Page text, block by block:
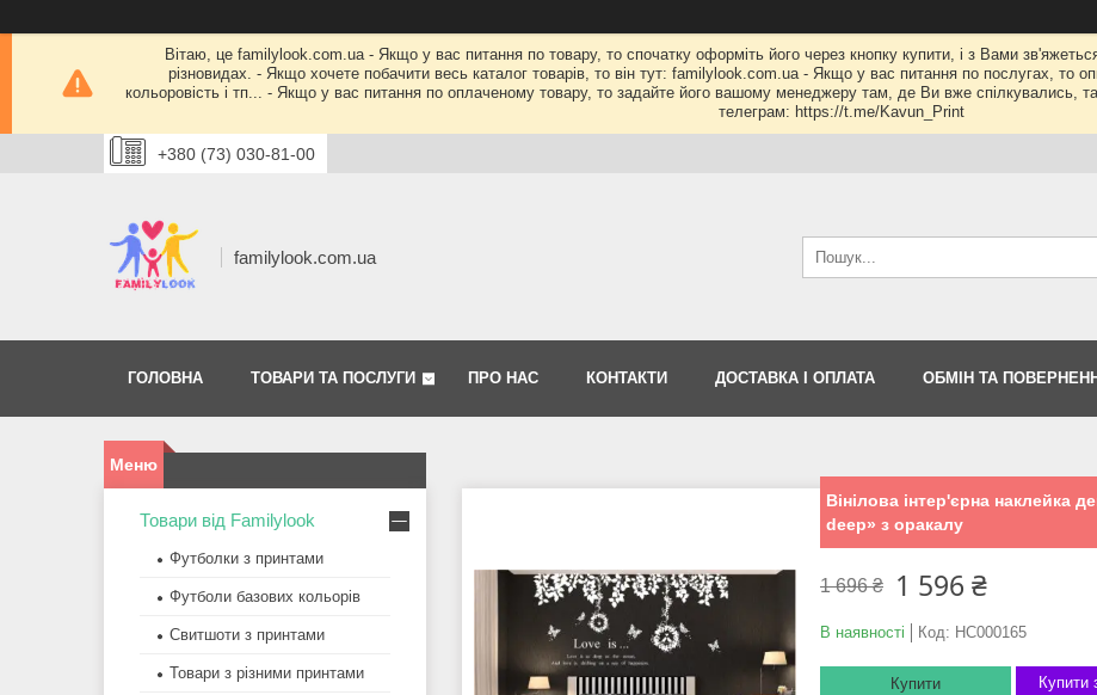
Вітаю, це familylook.com.ua - Якщо у вас питання по товару, то спочатку оформіть його через кнопку купити, і з Вами
різновидах. - Якщо хочете побачити весь каталог товарів, то він тут: familylook.com.ua - Якщо у вас питання по послугах, то
кольоровість і тп... - Якщо у вас питання по оплаченому товару, то задайте його вашому менеджеру там, де Ви вже спілкувались,
телеграм: https://t.me/Kavun_Print
+380 (73) 030-81-00
familylook.com.ua
ГОЛОВНА ТОВАРИ ТА ПОСЛУГИ ПРО НАС КОНТАКТИ ДОСТАВКА І ОПЛАТА ОБМІН ТА
Вінілова інтер'єрна наклейка
deep» з оракалу
1 696 ₴ 1 596 ₴
В наявності Код: НС000165
Купити Купити
Товари від Familylook
Футболки з принтами
Футболи базових кольорів
Свитшоти з принтами
Товари з різними принтами